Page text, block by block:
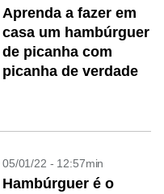
Aprenda a fazer em
casa um hambúrguer
de picanha com
picanha de verdade
05/01/22 - 12:57min
Hambúrguer é o